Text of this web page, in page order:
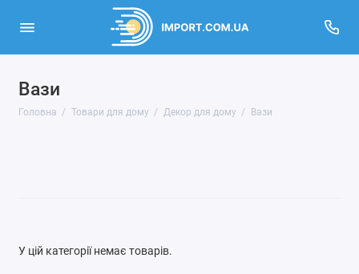
Вази
Головна Товари для дому Декор для дому Вази
Декор для дому
У цій категорії немає товарів.